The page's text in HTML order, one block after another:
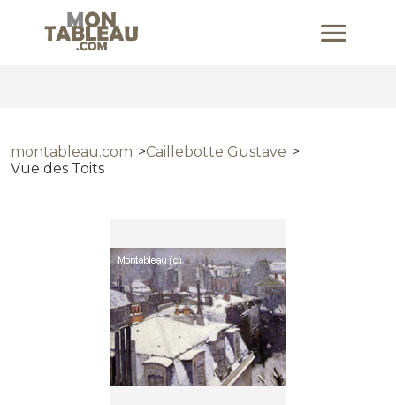
montableau.com
Caillebotte Gustave
Vue des Toits